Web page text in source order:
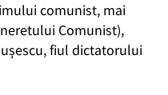
comunist, mai
Comunist),
fiul dictatorului